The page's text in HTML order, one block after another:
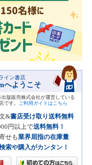
イン書店
へようこそ
出版販売株式会社が運営している
です。
ご利用ガイドはこちら
&書店受け取り送料無料
円以上で送料無料！
せも業界屈指の在庫量
索や購入がカンタン！